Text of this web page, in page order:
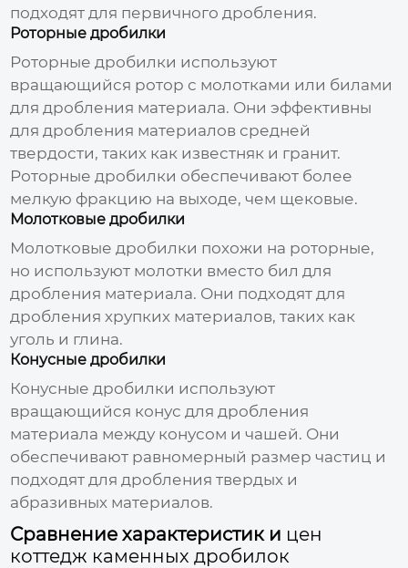
подходят для первичного дробления.
Роторные дробилки
Роторные дробилки используют
вращающийся ротор с молотками или билами
для дробления материала. Они эффективны
для дробления материалов средней
твердости, таких как известняк и гранит.
Роторные дробилки обеспечивают более
мелкую фракцию на выходе, чем щековые.
Молотковые дробилки
Молотковые дробилки похожи на роторные,
но используют молотки вместо бил для
дробления материала. Они подходят для
дробления хрупких материалов, таких как
уголь и глина.
Конусные дробилки
Конусные дробилки используют
вращающийся конус для дробления
материала между конусом и чашей. Они
обеспечивают равномерный размер частиц и
подходят для дробления твердых и
абразивных материалов.
Сравнение характеристик и цен
коттедж каменных дробилок